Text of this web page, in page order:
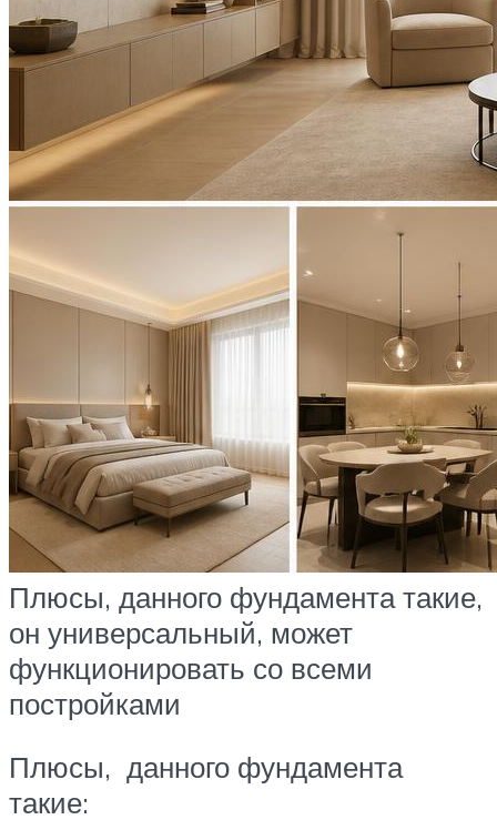
Плюсы, данного фундамента такие,
он универсальный, может
функционировать со всеми
постройками
Плюсы, данного фундамента
такие: